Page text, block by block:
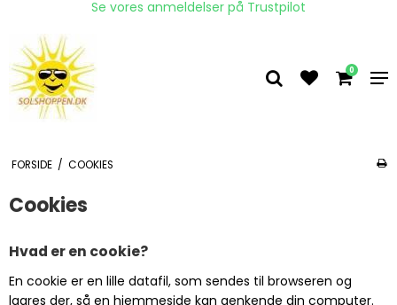
Se vores anmeldelser på Trustpilot
0
FORSIDE / COOKIES
Cookies
Hvad er en cookie?
En cookie er en lille datafil, som sendes til browseren og
lagres der, så en hjemmeside kan genkende din computer.